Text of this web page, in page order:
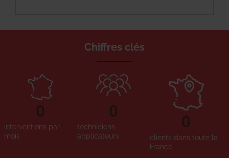
Chiffres clés
interventions par
mois
0
techniciens
applicateurs
0
clients dans toute la
France
0